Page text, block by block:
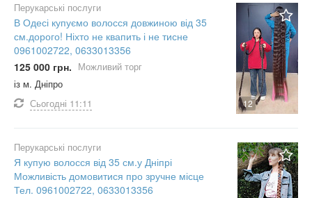
12
Перукарські послуги
В Одесі купуємо волосся довжиною від 35
см.дорого! Ніхто не квапить і не тисне
0961002722, 0633013356
125 000 грн. Можливий торг
із м. Дніпро
Сьогодні 11:11
Перукарські послуги
Я купую волосся від 35 см.у Дніпрі
Можливість домовитися про зручне місце
Тел. 0961002722, 0633013356